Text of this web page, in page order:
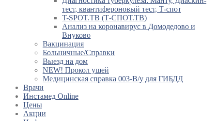
тест, квантифероновый тест, Т-спот
T-SPOT.TB (Т-СПОТ.ТВ)
Анализ на коронавирус в Домодедово и
Внуково
Вакцинация
Больничные/Справки
Выезд на дом
NEW! Прокол ушей
Медицинская справка 003-В/у для ГИБДД
Врачи
Инстамед Online
Цены
Акции